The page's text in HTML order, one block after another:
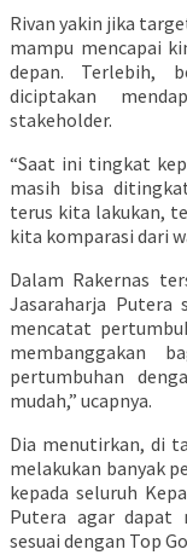
Rivan yakin jika
mampu mencapai
depan. Terlebih,
diciptakan
stakeholder.
“Saat ini tingkat
masih bisa
terus kita lakukan,
kita komparasi dari
Dalam Rakernas
Jasaraharja Putera
mencatat
membanggakan
pertumbuhan
mudah,” ucapnya.
Dia menutirkan, di
melakukan banyak
kepada seluruh
Putera agar dapat
sesuai dengan Top